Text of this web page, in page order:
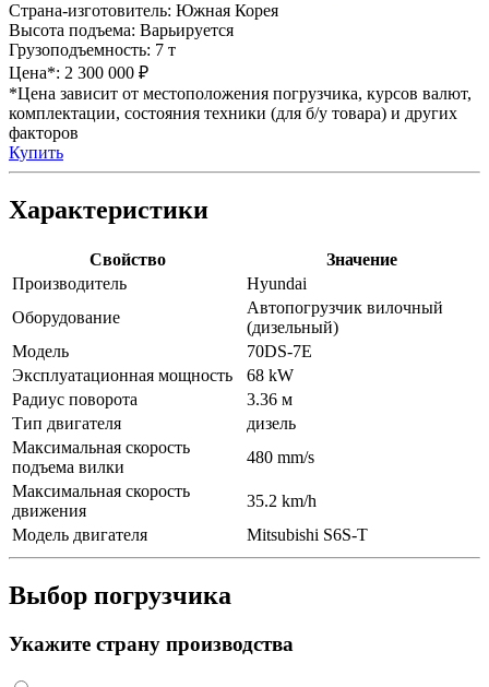
Страна-изготовитель: Южная Корея
Высота подъема: Варьируется
Грузоподъемность: 7 т
Цена*: 2 300 000 ₽
*Цена зависит от местоположения погрузчика, курсов валют,
комплектации, состояния техники (для б/у товара) и других
факторов
Купить
Характеристики
Свойство
Значение
Производитель
Hyundai
Оборудование
Автопогрузчик вилочный
(дизельный)
Модель
70DS-7E
Эксплуатационная мощность
68 kW
Радиус поворота
3.36 м
Тип двигателя
дизель
Максимальная скорость
подъема вилки
480 mm/s
Максимальная скорость
движения
35.2 km/h
Модель двигателя
Mitsubishi S6S-T
Выбор погрузчика
Укажите страну производства